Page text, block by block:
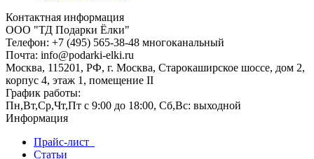
Контактная информация
ООО "ТД Подарки Ёлки"
Телефон: +7 (495) 565-38-48 многоканальный
Почта: info@podarki-elki.ru
Москва, 115201, РФ, г. Москва, Старокаширское шоссе, дом 2,
корпус 4, этаж 1, помещение II
График работы:
Пн,Вт,Ср,Чт,Пт с 9:00 до 18:00, Сб,Вс: выходной
Информация
Прайс-лист
Статьи